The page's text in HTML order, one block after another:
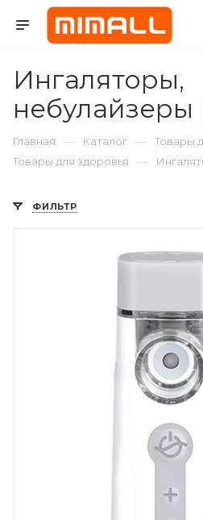
Ингаляторы,
небулайзеры
Главная — Каталог — Товары
Товары для здоровья —
ФИЛЬТР